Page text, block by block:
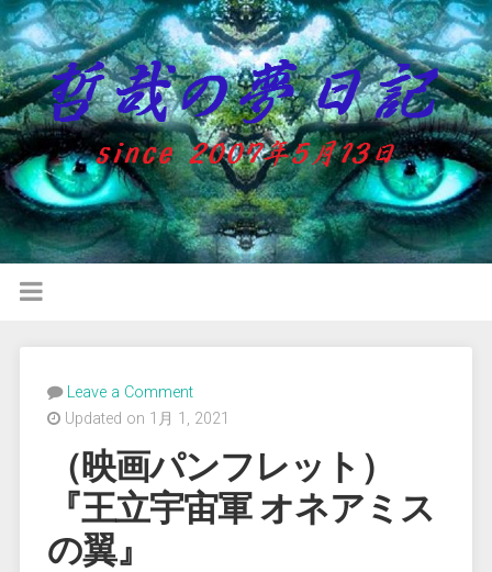
Leave a Comment
Updated on 1月 1, 2021
（映画パンフレット）
『王立宇宙軍 オネアミス
の翼』